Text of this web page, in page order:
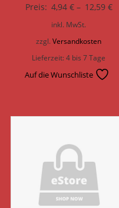
Preis: 4,94 €– 12,59 €
inkl. MwSt.
zzgl.Versandkosten
Lieferzeit:4 bis 7 Tage
Auf die Wunschliste